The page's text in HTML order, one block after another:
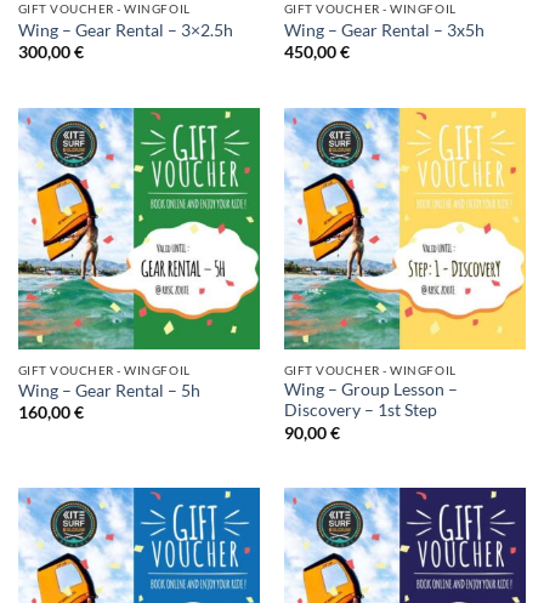
GIFT VOUCHER - WINGFOIL
Wing – Gear Rental – 3×2.5h
300,00€
GIFT VOUCHER - WINGFOIL
Wing – Gear Rental – 3x5h
450,00€
GIFT VOUCHER - WINGFOIL
Wing – Gear Rental – 5h
160,00€
GIFT VOUCHER - WINGFOIL
Wing – Group Lesson –
Discovery – 1st Step
90,00€